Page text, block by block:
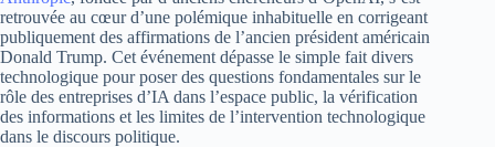
retrouvée au cœur d’une polémique inhabituelle en corrigeant
publiquement des affirmations de l’ancien président américain
Donald Trump. Cet événement dépasse le simple fait divers
technologique pour poser des questions fondamentales sur le
rôle des entreprises d’IA dans l’espace public, la vérification
des informations et les limites de l’intervention technologique
dans le discours politique.